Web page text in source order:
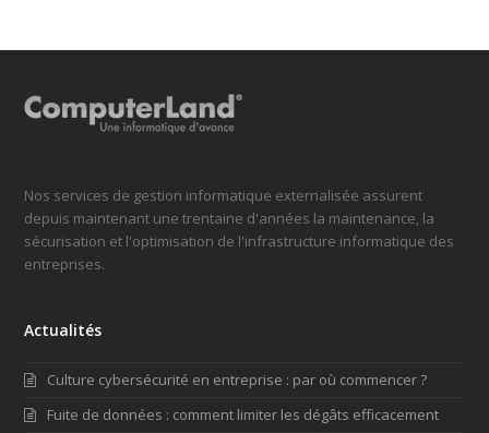
Nos services de gestion informatique externalisée assurent
depuis maintenant une trentaine d'années la maintenance, la
sécurisation et l'optimisation de l'infrastructure informatique des
entreprises.
Actualités
Culture cybersécurité en entreprise : par où commencer ?
Fuite de données : comment limiter les dégâts efficacement